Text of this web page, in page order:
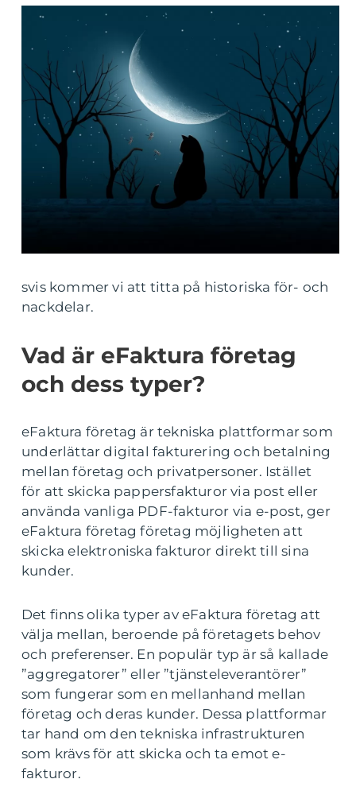
svis kommer vi att titta på historiska för- och
nackdelar.
Vad är eFaktura företag
och dess typer?
eFaktura företag är tekniska plattformar som
underlättar digital fakturering och betalning
mellan företag och privatpersoner. Istället
för att skicka pappersfakturor via post eller
använda vanliga PDF-fakturor via e-post, ger
eFaktura företag företag möjligheten att
skicka elektroniska fakturor direkt till sina
kunder.
Det finns olika typer av eFaktura företag att
välja mellan, beroende på företagets behov
och preferenser. En populär typ är så kallade
”aggregatorer” eller ”tjänsteleverantörer”
som fungerar som en mellanhand mellan
företag och deras kunder. Dessa plattformar
tar hand om den tekniska infrastrukturen
som krävs för att skicka och ta emot e-
fakturor.